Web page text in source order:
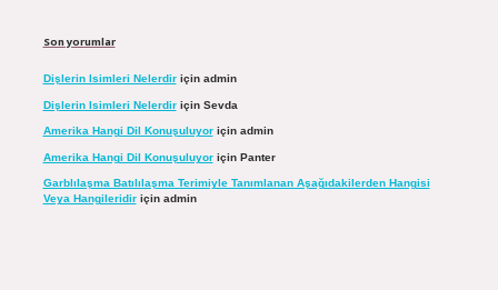
Son yorumlar
Dişlerin Isimleri Nelerdiriçin admin
Dişlerin Isimleri Nelerdiriçin Sevda
Amerika Hangi Dil Konuşuluyoriçin admin
Amerika Hangi Dil Konuşuluyoriçin Panter
Garblılaşma Batılılaşma Terimiyle Tanımlanan Aşağıdakilerden Hangisi
Veya Hangileridiriçin admin